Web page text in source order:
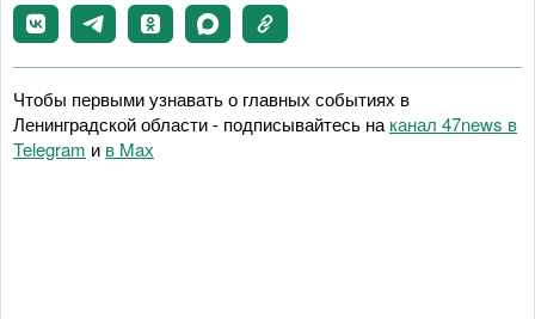
Чтобы первыми узнавать о главных событиях в
Ленинградской области - подписывайтесь на канал 47news в
Telegram и в Maх